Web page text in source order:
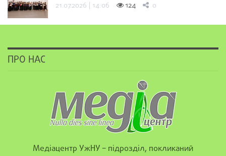
21.07.2026 | 14:06 124 0
ПРО НАС
Медіацентр УжНУ – підрозділ, покликаний